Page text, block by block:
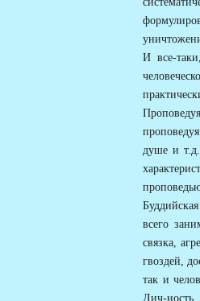
И все-
душе и
всего
связка,
гвоздей,
так и
Лич-ность